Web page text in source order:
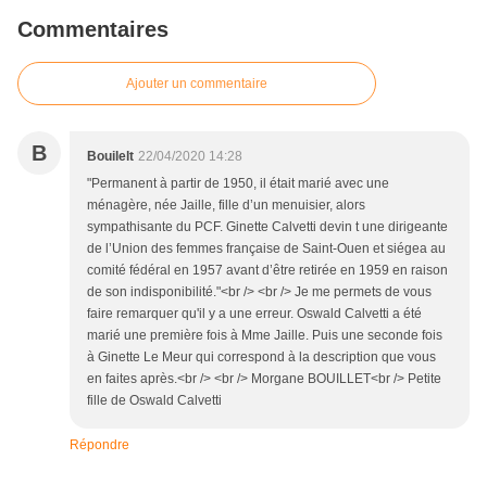
Commentaires
Ajouter un commentaire
B Bouilelt 22/04/2020 14:28
"Permanent à partir de 1950, il était marié avec une
ménagère, née Jaille, fille d’un menuisier, alors
sympathisante du PCF. Ginette Calvetti devin t une dirigeante
de l’Union des femmes française de Saint-Ouen et siégea au
comité fédéral en 1957 avant d’être retirée en 1959 en raison
de son indisponibilité."<br /> <br /> Je me permets de vous
faire remarquer qu'il y a une erreur. Oswald Calvetti a été
marié une première fois à Mme Jaille. Puis une seconde fois
à Ginette Le Meur qui correspond à la description que vous
en faites après.<br /> <br /> Morgane BOUILLET<br /> Petite
fille de Oswald Calvetti
Répondre